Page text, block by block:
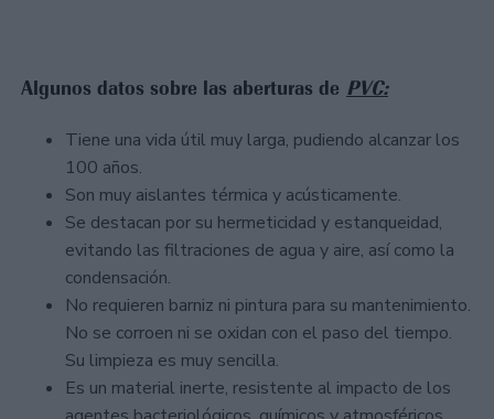
Algunos datos sobre las aberturas de PVC:
Tiene una vida útil muy larga, pudiendo alcanzar los
100 años.
Son muy aislantes térmica y acústicamente.
Se destacan por su hermeticidad y estanqueidad,
evitando las filtraciones de agua y aire, así como la
condensación.
No requieren barniz ni pintura para su mantenimiento.
No se corroen ni se oxidan con el paso del tiempo.
Su limpieza es muy sencilla.
Es un material inerte, resistente al impacto de los